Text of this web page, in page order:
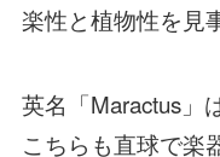
楽性と植物性を見
英名「Maractus」
こちらも直球で楽